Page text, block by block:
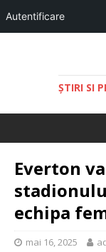
Autentificare
ŞTIRI SI
Everton
echipa
mai 16, 2025